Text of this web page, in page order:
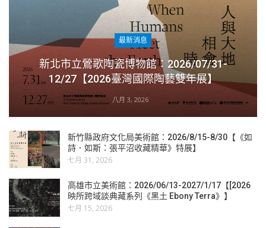
最新消息
新北市立鶯歌陶瓷博物館：2026/07/31-
12/27【2026臺灣國際陶藝雙年展】
八月 3, 2026
新竹縣政府文化局美術館：2026/8/15-8/30【《如
詩．如斯：張平沼收藏精華》特展】
七月 31, 2026
高雄市立美術館：2026/06/13-2027/1/17【[2026
映所跨域談典藏系列《黑土 Ebony Terra》】
七月 15, 2026